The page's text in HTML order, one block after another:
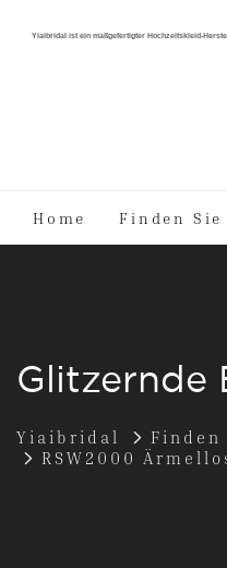
Yiaibridal ist ein maßgefertigter Hochzeitskleid-
Home Finden
Glitzernde
Yiaibridal
RSW2000